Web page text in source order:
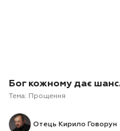
Бог кожному дає
Тема: Прощення
Отець Кирило Говорун